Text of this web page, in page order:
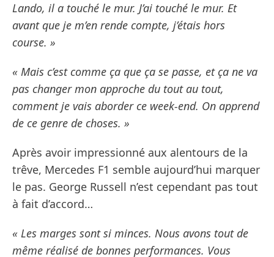
Lando, il a touché le mur. J’ai touché le mur. Et
avant que je m’en rende compte, j’étais hors
course. »
« Mais c’est comme ça que ça se passe, et ça ne va
pas changer mon approche du tout au tout,
comment je vais aborder ce week-end. On apprend
de ce genre de choses. »
Après avoir impressionné aux alentours de la
trêve, Mercedes F1 semble aujourd’hui marquer
le pas. George Russell n’est cependant pas tout
à fait d’accord…
« Les marges sont si minces. Nous avons tout de
même réalisé de bonnes performances. Vous